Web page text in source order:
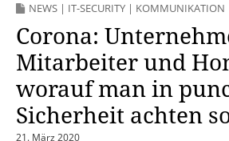
NEWS | IT-SECURITY | KOMMUNIKATION
Corona:
Mitarbeiter und
worauf man in
Sicherheit achten
21. März 2020